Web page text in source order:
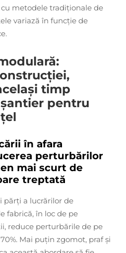
metodele tradiționale de
variază în funcție de
timp
pentru
în afara
perturbărilor
mai scurt de
treptată
părți a lucrărilor de
fabrică, în loc de pe
reduce perturbările de pe
Mai puțin zgomot, praf și